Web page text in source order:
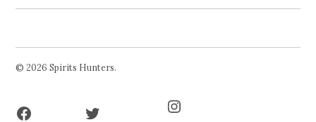
© 2026 Spirits Hunters.